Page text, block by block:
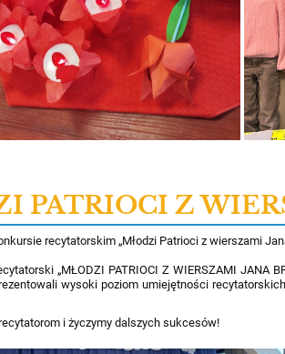
PATRIOCI Z
recytatorskim „Młodzi Patrioci z wierszami
„MŁODZI PATRIOCI Z WIERSZAMI JANA
wysoki poziom umiejętności
i życzymy dalszych sukcesów!